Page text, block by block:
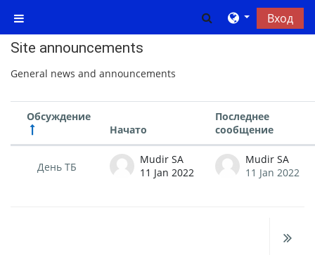
Боковая панель
ИзменитьВход
Site announcements
General news and announcements
Список обсуждений. Показано 1
Статус
Обсуждение
Начато
Последнее
сообщение
День ТБ
Mudir SA
11 Jan 2022
Mudir SA
11 Jan 2022